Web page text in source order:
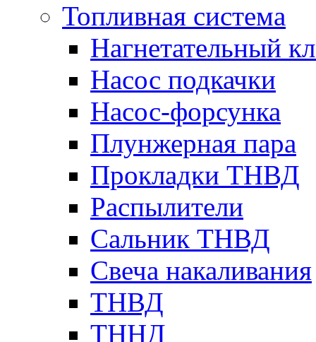
Топливная система
Нагнетательный
Насос подкачки
Насос-форсунка
Плунжерная пара
Прокладки ТНВД
Распылители
Сальник ТНВД
Свеча накаливания
ТНВД
ТННД